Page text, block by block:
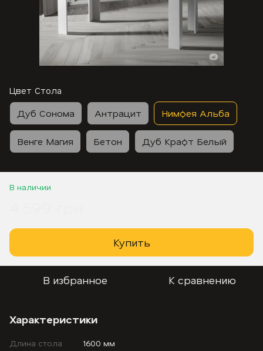
Цвет Стола
Дуб Сонома Антрацит Нимфея Альба
Венге Магия Бетон Дуб Крафт Белый
В наличии
Купить
В избранное К сравнению
Характеристики
Длина стола
1600 мм